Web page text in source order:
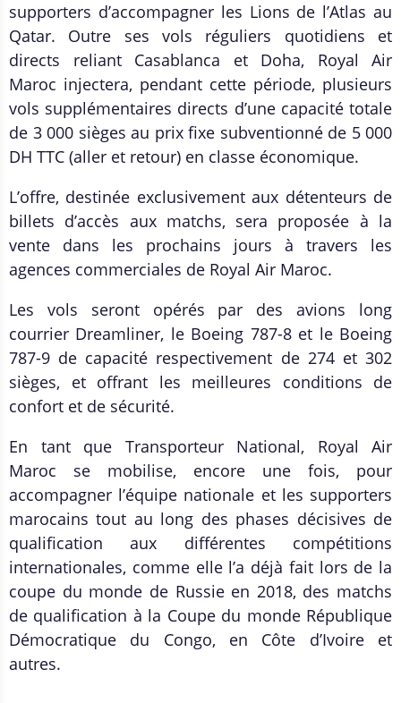
supporters d’accompagner les Lions de l’Atlas au
Qatar. Outre ses vols réguliers quotidiens et
directs reliant Casablanca et Doha, Royal Air
Maroc injectera, pendant cette période, plusieurs
vols supplémentaires directs d’une capacité totale
de 3 000 sièges au prix fixe subventionné de 5 000
DH TTC (aller et retour) en classe économique.
L’offre, destinée exclusivement aux détenteurs de
billets d’accès aux matchs, sera proposée à la
vente dans les prochains jours à travers les
agences commerciales de Royal Air Maroc.
Les vols seront opérés par des avions long
courrier Dreamliner, le Boeing 787-8 et le Boeing
787-9 de capacité respectivement de 274 et 302
sièges, et offrant les meilleures conditions de
confort et de sécurité.
En tant que Transporteur National, Royal Air
Maroc se mobilise, encore une fois, pour
accompagner l’équipe nationale et les supporters
marocains tout au long des phases décisives de
qualification aux différentes compétitions
internationales, comme elle l’a déjà fait lors de la
coupe du monde de Russie en 2018, des matchs
de qualification à la Coupe du monde République
Démocratique du Congo, en Côte d’Ivoire et
autres.